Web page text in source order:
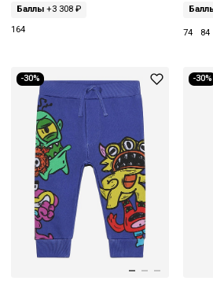
Баллы +3 308 ₽
164
74 84
-30% -30%